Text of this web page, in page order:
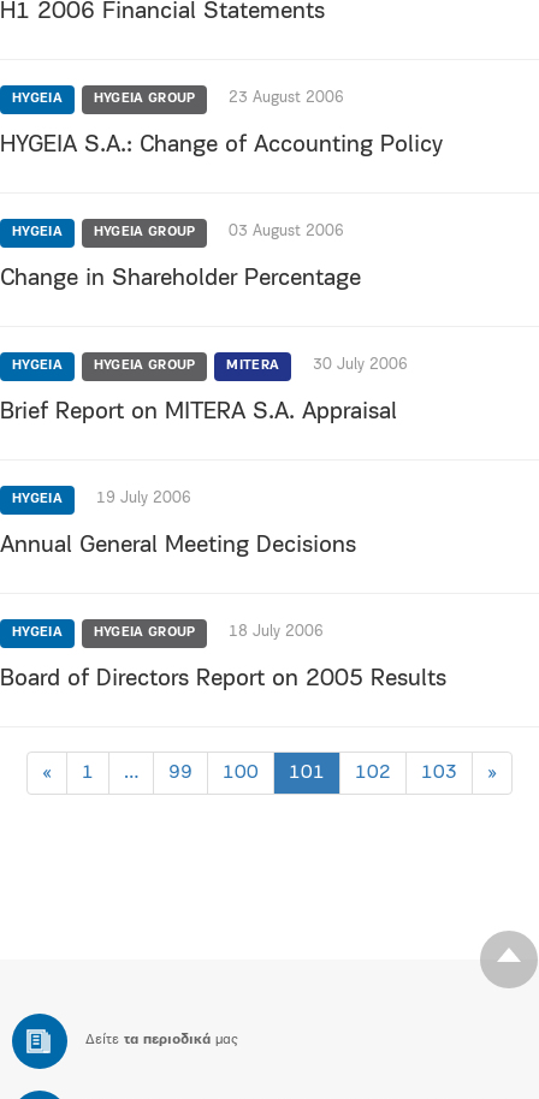
H1 2006 Financial Statements
HYGEIA HYGEIA GROUP 23 August 2006
HYGEIA S.A.: Change of Accounting Policy
HYGEIA HYGEIA GROUP 03 August 2006
Change in Shareholder Percentage
HYGEIA HYGEIA GROUP MITERA 30 July 2006
Brief Report on MITERA S.A. Appraisal
HYGEIA 19 July 2006
Annual General Meeting Decisions
HYGEIA HYGEIA GROUP 18 July 2006
Board of Directors Report on 2005 Results
« 1 … 99 100 101 102 103 »
Δείτε τα περιοδικά μας